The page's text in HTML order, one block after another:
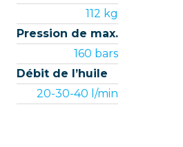
112 kg
Pression de max.
160 bars
Débit de l’huile
20-30-40 l/min